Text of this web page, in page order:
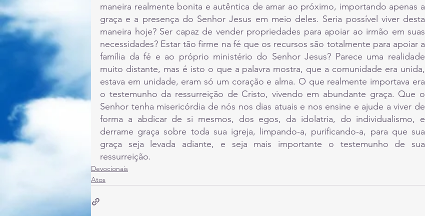
maneira realmente bonita e autêntica de amar ao próximo, importando apenas a
graça e a presença do Senhor Jesus em meio deles. Seria possível viver desta
maneira hoje? Ser capaz de vender propriedades para apoiar ao irmão em suas
necessidades? Estar tão firme na fé que os recursos são totalmente para apoiar a
família da fé e ao próprio ministério do Senhor Jesus? Parece uma realidade
muito distante, mas é isto o que a palavra mostra, que a comunidade era unida,
estava em unidade, eram só um coração e alma. O que realmente importava era
o testemunho da ressurreição de Cristo, vivendo em abundante graça. Que o
Senhor tenha misericórdia de nós nos dias atuais e nos ensine e ajude a viver de
forma a abdicar de si mesmos, dos egos, da idolatria, do individualismo, e
derrame graça sobre toda sua igreja, limpando-a, purificando-a, para que sua
graça seja levada adiante, e seja mais importante o testemunho de sua
ressurreição.
Devocionais
Atos